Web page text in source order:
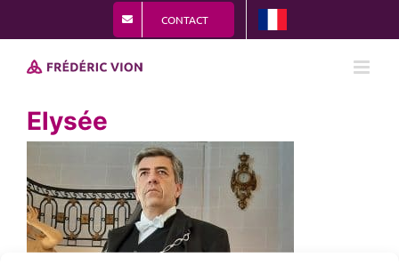
au
contenu
CONTACT
Elysée